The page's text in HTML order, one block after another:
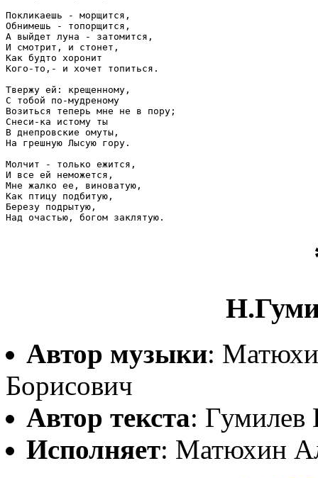
Покликаешь - морщится,
Обнимешь - топорщится,
А выйдет луна - затомится,
И смотрит, и стонет,
Как будто хоронит
Кого-то,- и хочет топиться.
Твержу ей: крещенному,
С тобой по-мудреному
Возиться теперь мне не в пору;
Снеси-ка истому ты
В днепровские омуты,
На грешную Лысую гору.
Молчит - только ежится,
И все ей неможется,
Мне жалко ее, виноватую,
Как птицу подбитую,
Березу подрытую,
Автор музыки:
Борисович
Автор текста: Гумилев
Исполняет: Матюхин